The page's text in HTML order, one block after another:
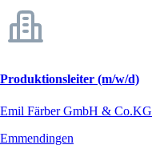
Produktionsleiter (m/w/d)
Emil Färber GmbH & Co.KG
Emmendingen